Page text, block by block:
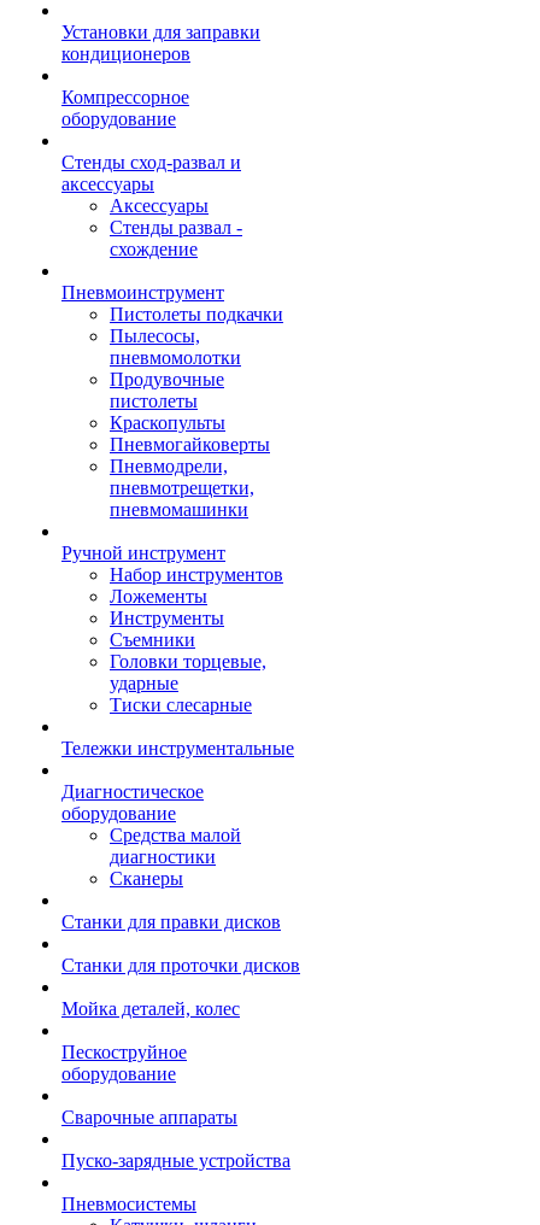
Установки для заправки
кондиционеров
Компрессорное
оборудование
Стенды сход-развал и
аксессуары
Аксессуары
Стенды развал -
схождение
Пневмоинструмент
Пистолеты подкачки
Пылесосы,
пневмомолотки
Продувочные
пистолеты
Краскопульты
Пневмогайковерты
Пневмодрели,
пневмотрещетки,
пневмомашинки
Ручной инструмент
Набор инструментов
Ложементы
Инструменты
Съемники
Головки торцевые,
ударные
Тиски слесарные
Тележки инструментальные
Диагностическое
оборудование
Средства малой
диагностики
Сканеры
Станки для правки дисков
Станки для проточки дисков
Мойка деталей, колес
Пескоструйное
оборудование
Сварочные аппараты
Пуско-зарядные устройства
Пневмосистемы